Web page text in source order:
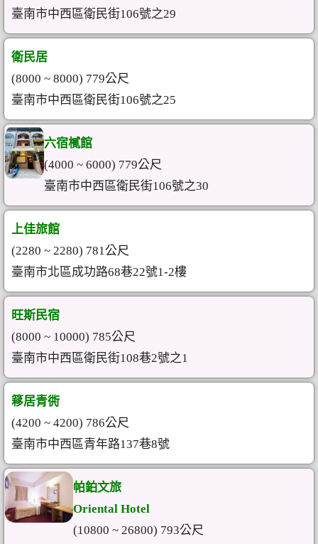
臺南市中西區衛民街106號之29
衛民居
(8000 ~ 8000) 779公尺
臺南市中西區衛民街106號之25
六宿樲館
(4000 ~ 6000) 779公尺
臺南市中西區衛民街106號之30
上佳旅館
(2280 ~ 2280) 781公尺
臺南市北區成功路68巷22號1-2樓
旺斯民宿
(8000 ~ 10000) 785公尺
臺南市中西區衛民街108巷2號之1
簃居青衖
(4200 ~ 4200) 786公尺
臺南市中西區青年路137巷8號
帕鉑文旅
Oriental Hotel
(10800 ~ 26800) 793公尺